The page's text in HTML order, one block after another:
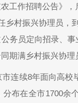
工作招聘公告》
乡村振兴协理员，
务员定向招录、
期满乡村振兴协
市连续8年面向高
布在全市1700余